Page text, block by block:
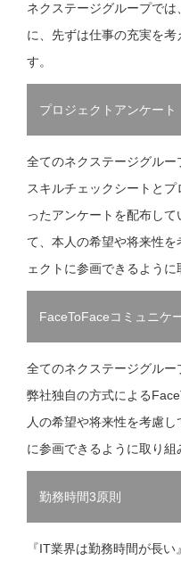
ネクステージグループで
に、先ずは仕事の充実を
す。
プロジェクトアンケート
全てのネクステージグルー
スキルチェックシートと
ったアンケートを配布し
て、本人の希望や将来性
ェクトに参画できるように
FaceToFaceコミュニケ
全てのネクステージグルー
弊社独自の方式による
人の希望や将来性を考慮
に参画できるように取り組
勤務時間3原則
『IT業界は勤務時間が長